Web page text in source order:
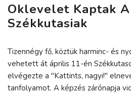
Oklevelet Kaptak
Székkutasiak
Tizennégy fő, köztük harminc- és
vehetett át április 11-én
elvégezte a "Kattints, nagyi!"
tanfolyamot. A képzés zárónapja